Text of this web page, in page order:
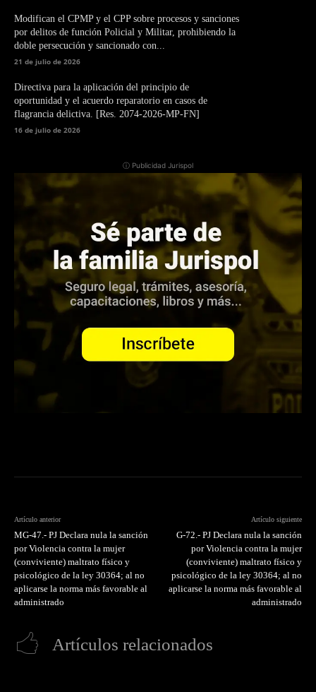
Modifican el CPMP y el CPP sobre procesos y sanciones
por delitos de función Policial y Militar, prohibiendo la
doble persecución y sancionado con...
21 de julio de 2026
Directiva para la aplicación del principio de
oportunidad y el acuerdo reparatorio en casos de
flagrancia delictiva. [Res. 2074-2026-MP-FN]
16 de julio de 2026
ⓘ Publicidad Jurispol
Artículo anterior
MG-47.- PJ Declara nula la sanción
por Violencia contra la mujer
(conviviente) maltrato físico y
psicológico de la ley 30364; al no
aplicarse la norma más favorable al
administrado
Artículo siguiente
G-72.- PJ Declara nula la sanción
por Violencia contra la mujer
(conviviente) maltrato físico y
psicológico de la ley 30364; al no
aplicarse la norma más favorable al
administrado
Artículos relacionados